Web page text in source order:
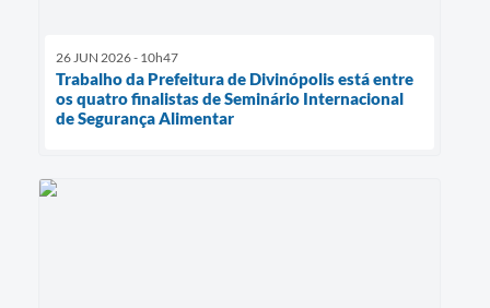
26 JUN 2026 - 10h47
Trabalho da Prefeitura de Divinópolis está entre
os quatro finalistas de Seminário Internacional
de Segurança Alimentar